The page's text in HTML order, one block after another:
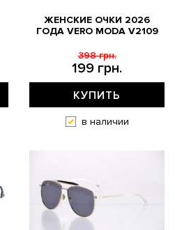
ЖЕНСКИЕ ОЧКИ 2026
ГОДА VERO MODA V2109
199 грн.
398 грн.
КУПИТЬ
в наличии